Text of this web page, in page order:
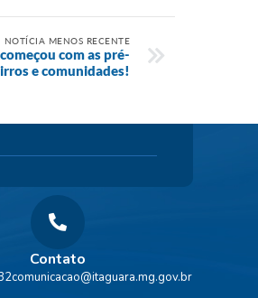
NOTÍCIA MENOS RECENTE
com as pré-
e comunidades!
Contato
comunicacao@itaguara.mg.gov.br